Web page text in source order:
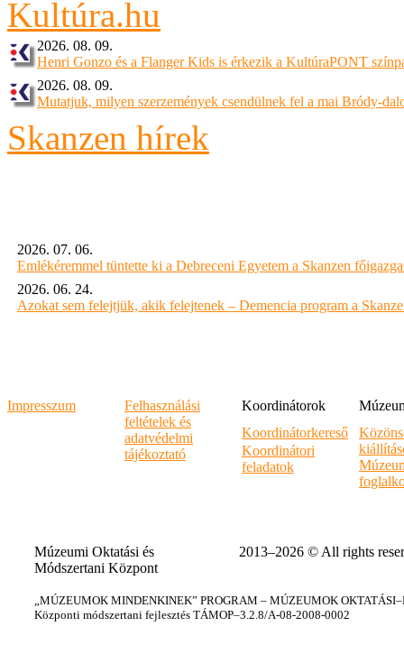
2026. 08. 09.
Henri Gonzo és a Flanger Kids is érkezik a KultúraPONT
2026. 08. 09.
Mutatjuk, milyen szerzemények csendülnek fel a mai Bródy-
Skanzen hírek
2026. 07. 06.
Emlékéremmel tüntette ki a Debreceni Egyetem a Skanzen
2026. 06. 24.
Azokat sem felejtjük, akik felejtenek – Demencia program a
Impresszum
Felhasználási
feltételek és
adatvédelmi
tájékoztató
Koordinátorok
Koordinátorkereső
Koordinátori
feladatok
Múzeumi Oktatási és
Módszertani Központ
2013–2026 © All rights
„MÚZEUMOK MINDENKINEK” PROGRAM – MÚZEUMOK
Központi módszertani fejlesztés TÁMOP–3.2.8/A-08-2008-0002